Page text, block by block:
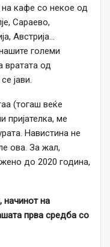
кафе со некое од
Сараево,
Австрија…
големи
вратата од
јави.
(тогаш веќе
пријателка, ме
Навистина не
ова. За жал,
до 2020 година,
начинотна
прва средба со